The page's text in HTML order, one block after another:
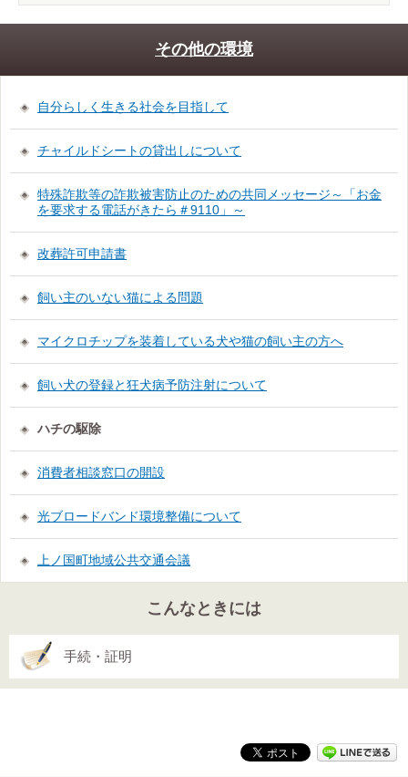
その他の環境
自分らしく生きる社会を目指して
チャイルドシートの貸出しについて
特殊詐欺等の詐欺被害防止のための共同メッセージ～「お金
を要求する電話がきたら＃9110」～
改葬許可申請書
飼い主のいない猫による問題
マイクロチップを装着している犬や猫の飼い主の方へ
飼い犬の登録と狂犬病予防注射について
ハチの駆除
消費者相談窓口の開設
光ブロードバンド環境整備について
上ノ国町地域公共交通会議
こんなときには
手続・証明